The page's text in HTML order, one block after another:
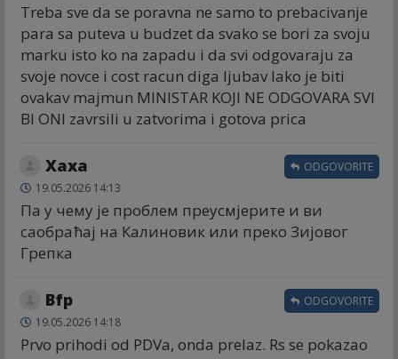
Treba sve da se poravna ne samo to prebacivanje
para sa puteva u budzet da svako se bori za svoju
marku isto ko na zapadu i da svi odgovaraju za
svoje novce i cost racun diga ljubav lako je biti
ovakav majmun MINISTAR KOJI NE ODGOVARA SVI
BI ONI zavrsili u zatvorima i gotova prica
Хаха
19.05.2026 14:13
Па у чему је проблем преусмјерите и ви
саобраћај на Калиновик или преко Зијовог
Грепка
ODGOVORITE
Bfp
19.05.2026 14:18
Prvo prihodi od PDVa, onda prelaz. Rs se pokazao
ODGOVORITE